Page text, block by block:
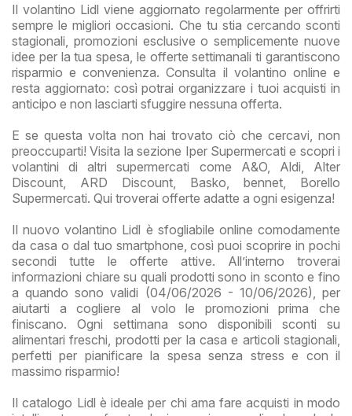
Il volantino Lidl viene aggiornato regolarmente per offrirti
sempre le migliori occasioni. Che tu stia cercando sconti
stagionali, promozioni esclusive o semplicemente nuove
idee per la tua spesa, le offerte settimanali ti garantiscono
risparmio e convenienza. Consulta il volantino online e
resta aggiornato: così potrai organizzare i tuoi acquisti in
anticipo e non lasciarti sfuggire nessuna offerta.
E se questa volta non hai trovato ciò che cercavi, non
preoccuparti! Visita la sezione Iper Supermercati e scopri i
volantini di altri supermercati come A&O, Aldi, Alter
Discount, ARD Discount, Basko, bennet, Borello
Supermercati. Qui troverai offerte adatte a ogni esigenza!
Il nuovo volantino Lidl è sfogliabile online comodamente
da casa o dal tuo smartphone, così puoi scoprire in pochi
secondi tutte le offerte attive. All’interno troverai
informazioni chiare su quali prodotti sono in sconto e fino
a quando sono validi (04/06/2026 - 10/06/2026), per
aiutarti a cogliere al volo le promozioni prima che
finiscano. Ogni settimana sono disponibili sconti su
alimentari freschi, prodotti per la casa e articoli stagionali,
perfetti per pianificare la spesa senza stress e con il
massimo risparmio!
Il catalogo Lidl è ideale per chi ama fare acquisti in modo